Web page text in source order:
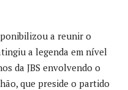
a reunir o
a legenda em nível
da JBS envolvendo o
que preside o partido